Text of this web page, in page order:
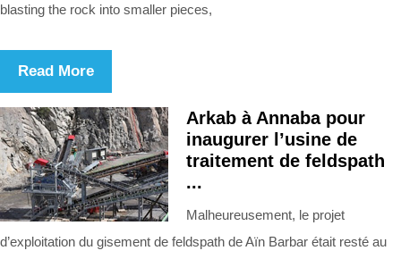
blasting the rock into smaller pieces,
Read More
Arkab à Annaba pour
inaugurer l’usine de
traitement de feldspath
...
Malheureusement, le projet
d’exploitation du gisement de feldspath de Aïn Barbar était resté au